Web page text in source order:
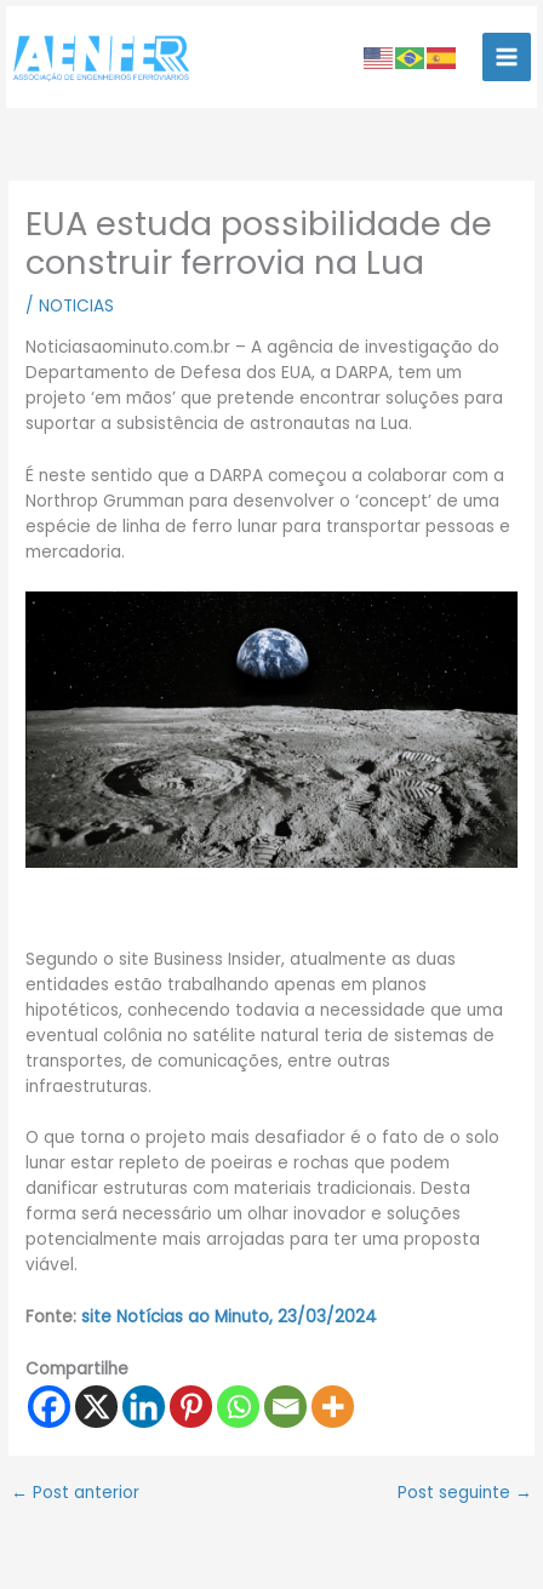
para
conteúdo
EUA estuda possibilidade de
construir ferrovia na Lua
/NOTICIAS
Noticiasaominuto.com.br – A agência de investigação do
Departamento de Defesa dos EUA, a DARPA, tem um
projeto ‘em mãos’ que pretende encontrar soluções para
suportar a subsistência de astronautas na Lua.
É neste sentido que a DARPA começou a colaborar com a
Northrop Grumman para desenvolver o ‘concept’ de uma
espécie de linha de ferro lunar para transportar pessoas e
mercadoria.
Segundo o site Business Insider, atualmente as duas
entidades estão trabalhando apenas em planos
hipotéticos, conhecendo todavia a necessidade que uma
eventual colônia no satélite natural teria de sistemas de
transportes, de comunicações, entre outras
infraestruturas.
O que torna o projeto mais desafiador é o fato de o solo
lunar estar repleto de poeiras e rochas que podem
danificar estruturas com materiais tradicionais. Desta
forma será necessário um olhar inovador e soluções
potencialmente mais arrojadas para ter uma proposta
viável.
Fonte:site Notícias ao Minuto, 23/03/2024
Compartilhe
← Post anterior Post seguinte →